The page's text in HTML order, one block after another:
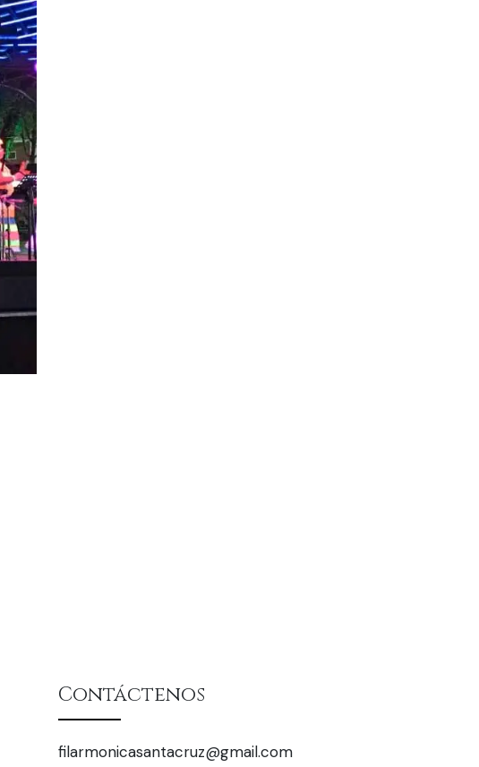
Contáctenos
filarmonicasantacruz@gmail.com